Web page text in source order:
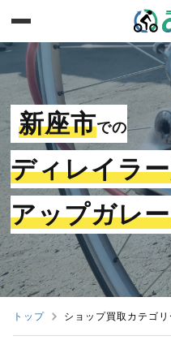
新座市での
ディレイラ
アップガレ
トップ ショップ買取カテゴリ